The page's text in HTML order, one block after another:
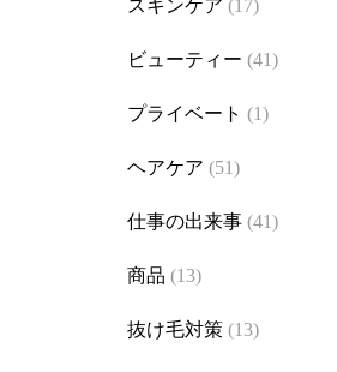
スキンケア (17)
ビューティー (41)
プライベート (1)
ヘアケア (51)
仕事の出来事 (41)
商品 (13)
抜け毛対策 (13)